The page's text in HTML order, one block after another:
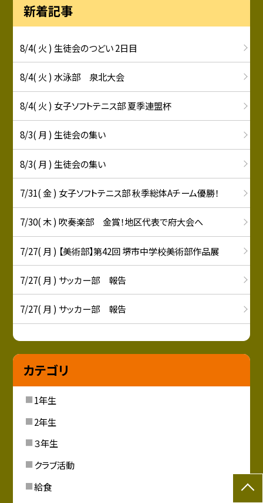
新着記事
8/4( 火 ) 生徒会のつどい 2日目
8/4( 火 ) 水泳部 泉北大会
8/4( 火 ) 女子ソフトテニス部 夏季連盟杯
8/3( 月 ) 生徒会の集い
8/3( 月 ) 生徒会の集い
7/31( 金 ) 女子ソフトテニス部 秋季総体Aチーム優勝！
7/30( 木 ) 吹奏楽部 金賞！地区代表で府大会へ
7/27( 月 ) 【美術部】第42回 堺市中学校美術部作品展
7/27( 月 ) サッカー部 報告
7/27( 月 ) サッカー部 報告
カテゴリ
1年生
2年生
３年生
クラブ活動
給食